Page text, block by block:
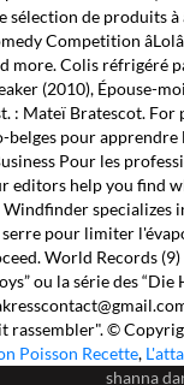
de produits à
Colis réfrigéré
(2010), Épouse-
Mateï Bratescot.
pour
Pour les
help you find
pour limiter
World Records
ou la série des
rassembler". ©
Poisson Recette,
shanna